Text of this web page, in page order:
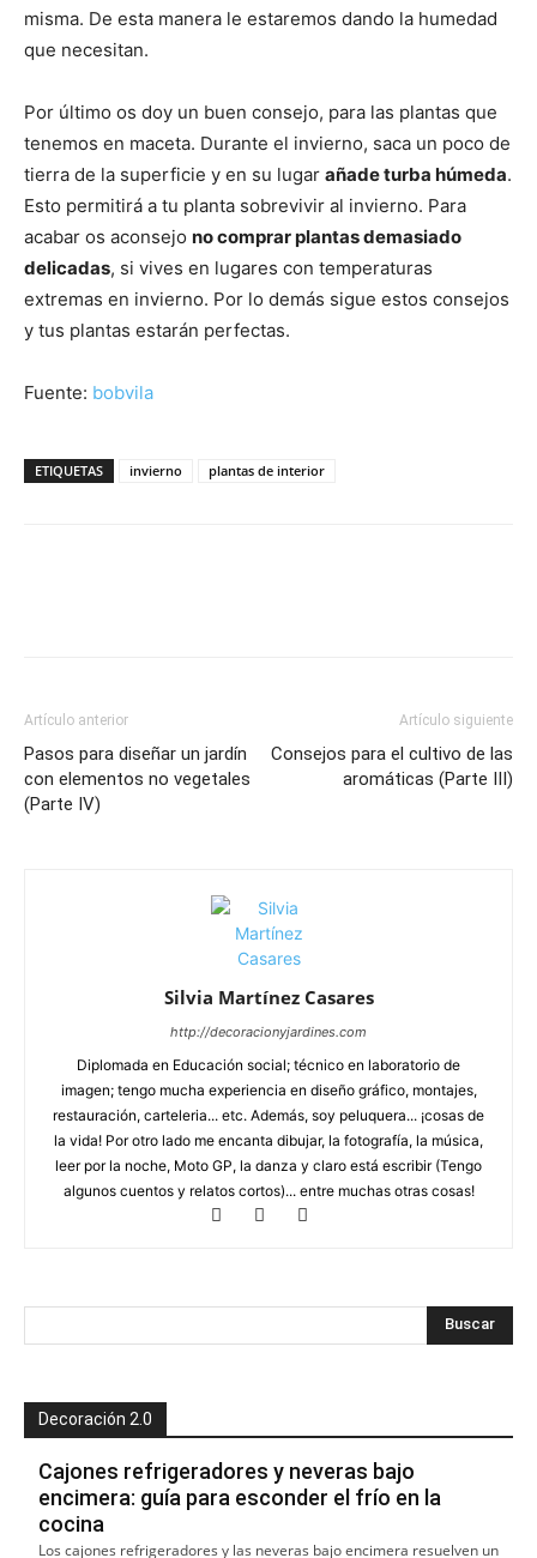
misma. De esta manera le estaremos dando la humedad
que necesitan.
Por último os doy un buen consejo, para las plantas que
tenemos en maceta. Durante el invierno, saca un poco de
tierra de la superficie y en su lugar añade turba húmeda.
Esto permitirá a tu planta sobrevivir al invierno. Para
acabar os aconsejo no comprar plantas demasiado
delicadas, si vives en lugares con temperaturas
extremas en invierno. Por lo demás sigue estos consejos
y tus plantas estarán perfectas.
Fuente: bobvila
ETIQUETAS invierno plantas de interior
Artículo anterior
Pasos para diseñar un jardín
con elementos no vegetales
(Parte IV)
Artículo siguiente
Consejos para el cultivo de las
aromáticas (Parte III)
Silvia Martínez Casares
http://decoracionyjardines.com
Diplomada en Educación social; técnico en laboratorio de
imagen; tengo mucha experiencia en diseño gráfico, montajes,
restauración, carteleria... etc. Además, soy peluquera... ¡cosas de
la vida! Por otro lado me encanta dibujar, la fotografía, la música,
leer por la noche, Moto GP, la danza y claro está escribir (Tengo
algunos cuentos y relatos cortos)... entre muchas otras cosas!
Decoración 2.0
Cajones refrigeradores y neveras bajo
encimera: guía para esconder el frío en la
cocina
Los cajones refrigeradores y las neveras bajo encimera resuelven un